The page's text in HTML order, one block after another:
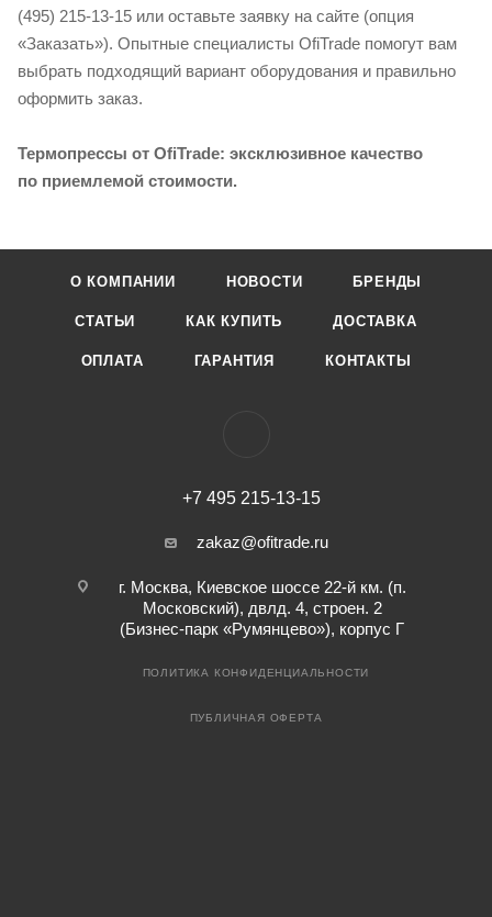
(495) 215-13-15 или оставьте заявку на сайте (опция
«Заказать»). Опытные специалисты OfiTrade помогут вам
выбрать подходящий вариант оборудования и правильно
оформить заказ.
Термопрессы от OfiTrade: эксклюзивное качество
по приемлемой стоимости.
О КОМПАНИИ НОВОСТИ БРЕНДЫ
СТАТЬИ КАК КУПИТЬ ДОСТАВКА
ОПЛАТА ГАРАНТИЯ КОНТАКТЫ
+7 495 215-13-15
zakaz@ofitrade.ru
г. Москва, Киевское шоссе 22-й км. (п.
Московский), двлд. 4, строен. 2
(Бизнес-парк «Румянцево»), корпус Г
ПОЛИТИКА КОНФИДЕНЦИАЛЬНОСТИ
ПУБЛИЧНАЯ ОФЕРТА